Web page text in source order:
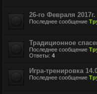
26-го Февраля 2017г.
Последнее сообщение
Традиционное
Последнее сообщение
Ответы: 4
Игра-тренировка
Последнее сообщение